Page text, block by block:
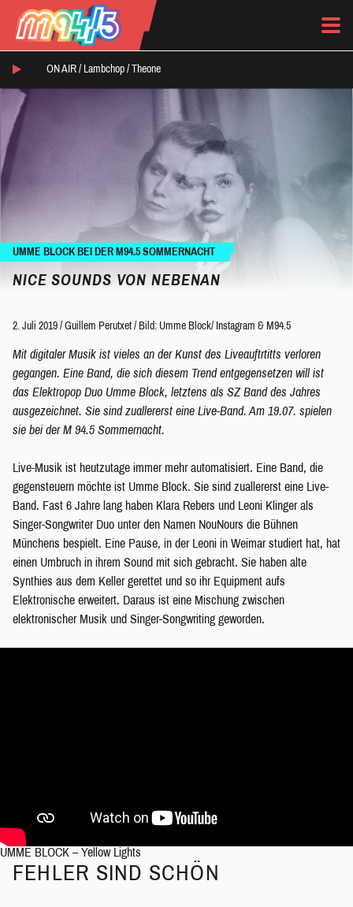
ON AIR / Lambchop / Theone
UMME BLOCK BEI DER M94.5 SOMMERNACHT
NICE SOUNDS VON NEBENAN
2. Juli 2019 / Guillem Perutxet / Bild: Umme Block/ Instagram & M94.5
Mit digitaler Musik ist vieles an der Kunst des Liveauftrtitts verloren
gegangen. Eine Band, die sich diesem Trend entgegensetzen will ist
das Elektropop Duo Umme Block, letztens als SZ Band des Jahres
ausgezeichnet. Sie sind zuallererst eine Live-Band. Am 19.07. spielen
sie bei der M 94.5 Sommernacht.
Live-Musik ist heutzutage immer mehr automatisiert. Eine Band, die
gegensteuern möchte ist Umme Block. Sie sind zuallererst eine Live-
Band. Fast 6 Jahre lang haben Klara Rebers und Leoni Klinger als
Singer-Songwriter Duo unter den Namen NouNours die Bühnen
Münchens bespielt. Eine Pause, in der Leoni in Weimar studiert hat, hat
einen Umbruch in ihrem Sound mit sich gebracht. Sie haben alte
Synthies aus dem Keller gerettet und so ihr Equipment aufs
Elektronische erweitert. Daraus ist eine Mischung zwischen
elektronischer Musik und Singer-Songwriting geworden.
UMME BLOCK – Yellow Lights
FEHLER SIND SCHÖN